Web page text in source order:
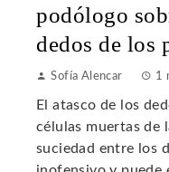
podólogo
dedos de los
Sofía Alencar 1
El atasco de los
células muertas de
suciedad entre los